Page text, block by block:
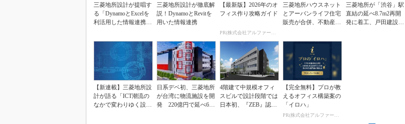
三菱地所設計が提唱す
る「DynamoとExcelを
利活用した情報連携の
三菱地所設計が徹底解
説！DynamoとRevitを
用いた情報連携
【最新版】2026年のオ
フィス作り攻略ガイド
PR(株式会社アルファーテクノ)
三菱地所ハウスネット
とアーバンライフ住宅
販売が合併、不動産事
三菱地所が「渋谷」駅
直結の延べ8.7m2再開
発に着工、戸田建設ら
【新連載】三菱地所設
計が語る「ICT潮流の
なかで変わりゆく設計
日系デベ初、三菱地所
が台湾に物流施設を開
発 220億円で延べ6.4
4階建て中規模オフィ
スビルで設計段階では
日本初、『ZEB』認証
【完全無料】プロが教
えるオフィス構築案の
「イロハ」
PR(株式会社アルファーテクノ)